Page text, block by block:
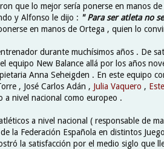
que lo mejor sería ponerse en manos
y Alfonso le dijo : " Para ser atleta no
en manos de Ortega , quien lo
durante muchísimos años . De
equipo New Balance allá por los años
Anna Seheigden . En este equipo
, José Carlos Adán , Julia Vaquero ,
nivel nacional como europeo .
a nivel nacional ( responsable de
la Federación Española en distintos
la satisfacción por el medio siglo que